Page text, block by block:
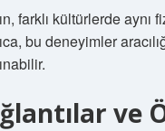
farklı kültürlerde aynı
bu deneyimler
ve